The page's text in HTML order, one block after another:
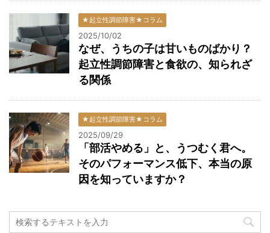
★起立性調節障害★コラム
2025/10/02
なぜ、うちの子は甘いものばかり？
起立性調節障害と食欲の、知られざ
る関係
★起立性調節障害★コラム
2025/09/29
「部活やめる」と、うつむく君へ。
そのパフォーマンス低下、本当の原
因を知っていますか？